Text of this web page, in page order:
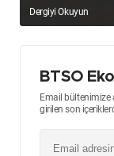
Dergiyi Okuyun
BTSO
Email bültenimize
girilen son